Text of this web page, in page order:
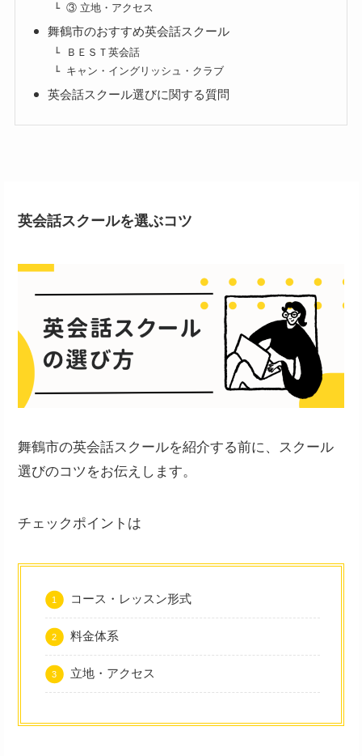
③ 立地・アクセス
舞鶴市のおすすめ英会話スクール
ＢＥＳＴ英会話
キャン・イングリッシュ・クラブ
英会話スクール選びに関する質問
英会話スクールを選ぶコツ
舞鶴市の英会話スクールを紹介する前に、スクール
選びのコツをお伝えします。
チェックポイントは
コース・レッスン形式
料金体系
立地・アクセス